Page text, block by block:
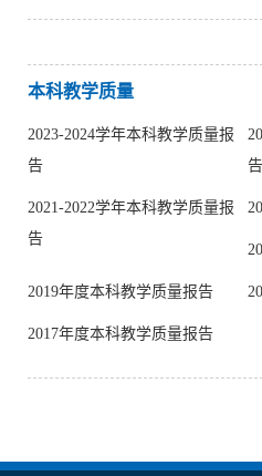
本科教学质量
2023-2024学年本科教学质量报
告
告
2021-2022学年本科教学质量报
告
2019年度本科教学质量报告
2017年度本科教学质量报告